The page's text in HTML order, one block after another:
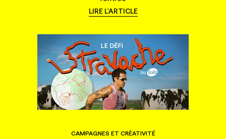
LIRE L'ARTICLE
CAMPAGNES ET CRÉATIVITÉ